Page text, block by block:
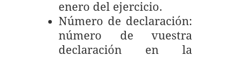
enero del ejercicio.
Número de declaración:
número de vuestra
declaración en la